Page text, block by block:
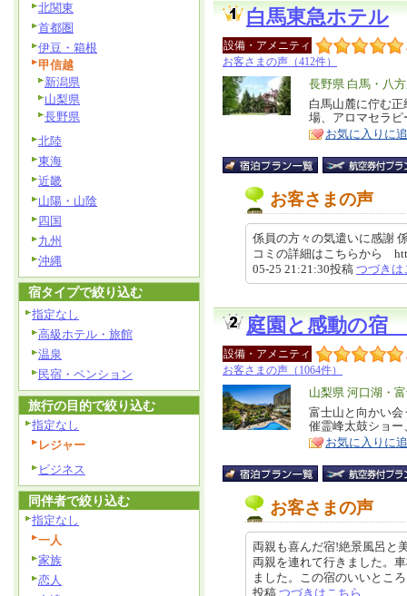
白馬東急ホテル
設備・アメニティ
お客さまの声（412件）
エ
リ
ア
長野県 白馬・八
特
徴
白馬山麓に佇む
場、アロマセラ
お気に入りに
お客さまの声
係員の方々の気遣いに感謝
コミの詳細はこちらから
05-25 21:21:30投稿 つづきは
庭園と感動の宿
設備・アメニティ
お客さまの声（1064件）
エ
リ
ア
山梨県 河口湖・
特
徴
富士山と向かい
催霊峰太鼓ショ
お気に入りに
お客さまの声
両親も喜んだ宿!絶景風呂と
両親を連れて行きました。
ました。この宿のいいとこ
投稿 つづきはこちら
北関東
首都圏
伊豆・箱根
甲信越
新潟県
山梨県
長野県
北陸
東海
近畿
山陽・山陰
四国
九州
沖縄
宿タイプで絞り込む
指定なし
高級ホテル・旅館
温泉
民宿・ペンション
旅行の目的で絞り込む
指定なし
レジャー
ビジネス
同伴者で絞り込む
指定なし
一人
家族
恋人